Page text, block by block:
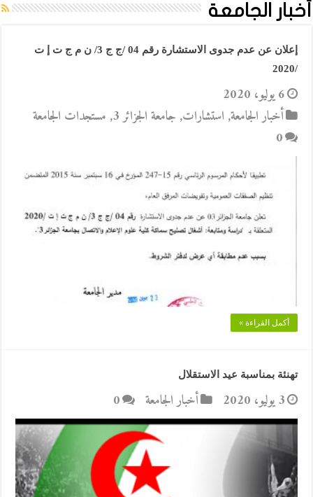
أخبار الجامعة
إعلان عن عدم جدوى الاستشارة رقم 04 /ج ج 3/ ن م ج ت إ ت
/2020
6 يوليو، 2020
أخبار الجامعة, استشارات, جامعة الجزائر 3 , مستجدات الجامعة
0
أكمل القراءة »
تهنئة بمناسبة عيد الاستقلال
3 يوليو، 2020 أخبار الجامعة 0